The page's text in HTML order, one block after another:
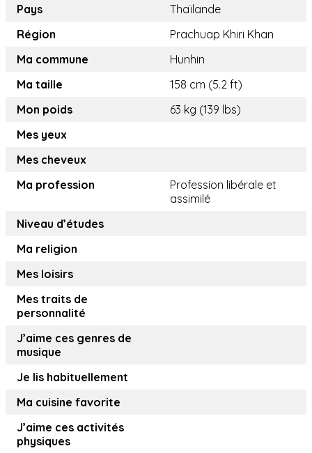
Pays
Thaïlande
Région
Prachuap Khiri Khan
Ma commune
Hunhin
Ma taille
158 cm (5.2 ft)
Mon poids
63 kg (139 lbs)
Mes yeux
Mes cheveux
Ma profession
Profession libérale et
assimilé
Niveau d’études
Ma religion
Mes loisirs
Mes traits de
personnalité
J’aime ces genres de
musique
Je lis habituellement
Ma cuisine favorite
J’aime ces activités
physiques